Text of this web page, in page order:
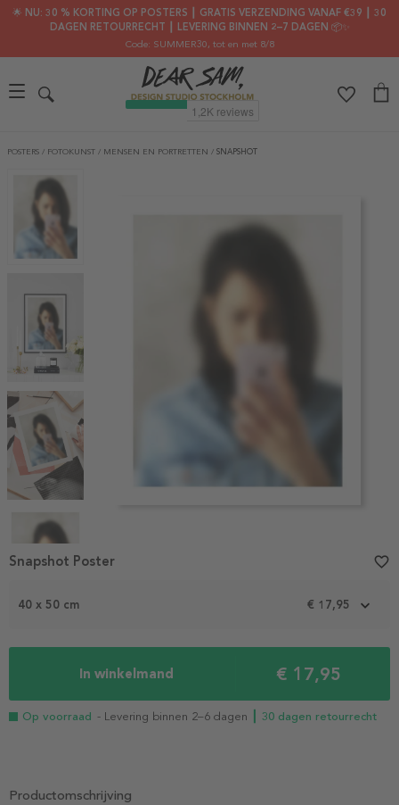
🌟 NU: 30 % KORTING OP POSTERS ┃ GRATIS VERZENDING VANAF €39 ┃ 30
DAGEN RETOURRECHT ┃ LEVERING BINNEN 2–7 DAGEN 📦✨
Code: SUMMER30, tot en met 8/8
POSTERS / FOTOKUNST / MENSEN EN PORTRETTEN / SNAPSHOT
1
40 x 50 cm € 17,95
In winkelmand € 17,95
Op voorraad - Levering binnen 2–6 dagen ┃ 30 dagen retourrecht
Snapshot Poster favorite_border
Productomschrijving